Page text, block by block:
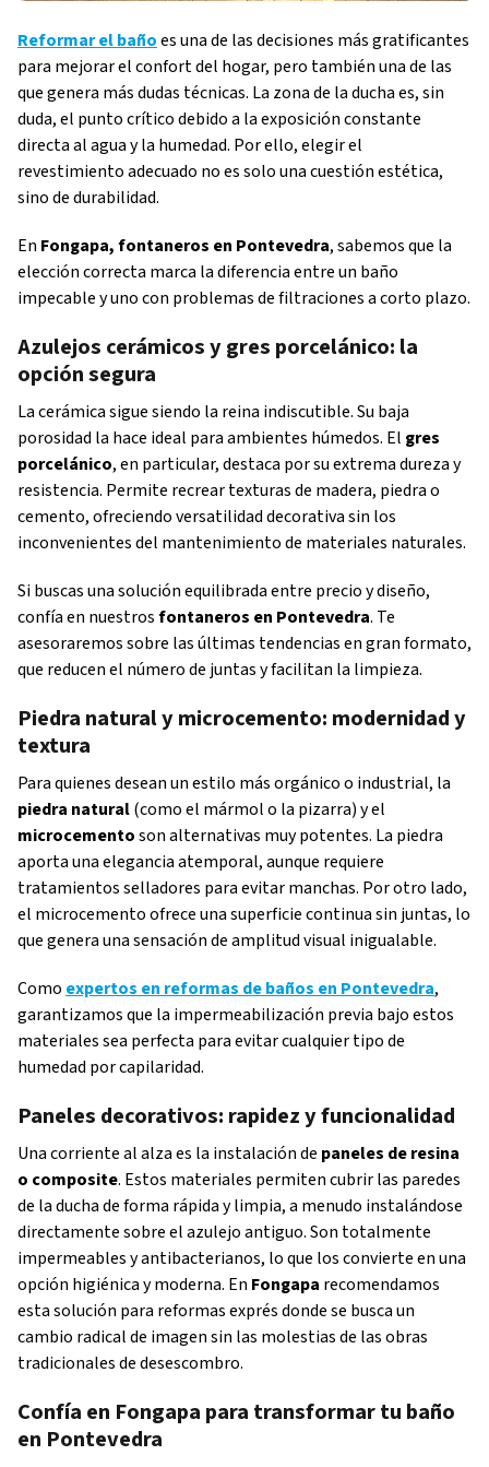
Reformar el bañoes una de las decisiones más gratificantes
para mejorar el confort del hogar, pero también una de las
que genera más dudas técnicas. La zona de la ducha es, sin
duda, el punto crítico debido a la exposición constante
directa al agua y la humedad. Por ello, elegir el
revestimiento adecuado no es solo una cuestión estética,
sino de durabilidad.
En Fongapa, fontaneros en Pontevedra, sabemos que la
elección correcta marca la diferencia entre un baño
impecable y uno con problemas de filtraciones a corto plazo.
Azulejos cerámicos y gres porcelánico: la
opción segura
La cerámica sigue siendo la reina indiscutible. Su baja
porosidad la hace ideal para ambientes húmedos. El gres
porcelánico, en particular, destaca por su extrema dureza y
resistencia. Permite recrear texturas de madera, piedra o
cemento, ofreciendo versatilidad decorativa sin los
inconvenientes del mantenimiento de materiales naturales.
Si buscas una solución equilibrada entre precio y diseño,
confía en nuestrosfontaneros en Pontevedra. Te
asesoraremos sobre las últimas tendencias en gran formato,
que reducen el número de juntas y facilitan la limpieza.
Piedra natural y microcemento: modernidad y
textura
Para quienes desean un estilo más orgánico o industrial, la
piedra natural(como el mármol o la pizarra) y el
microcementoson alternativas muy potentes. La piedra
aporta una elegancia atemporal, aunque requiere
tratamientos selladores para evitar manchas. Por otro lado,
el microcemento ofrece una superficie continua sin juntas, lo
que genera una sensación de amplitud visual inigualable.
Como expertos en reformas de baños en Pontevedra,
garantizamos que la impermeabilización previa bajo estos
materiales sea perfecta para evitar cualquier tipo de
humedad por capilaridad.
Paneles decorativos: rapidez y funcionalidad
Una corriente al alza es la instalación de paneles de resina
o composite. Estos materiales permiten cubrir las paredes
de la ducha de forma rápida y limpia, a menudo instalándose
directamente sobre el azulejo antiguo. Son totalmente
impermeables y antibacterianos, lo que los convierte en una
opción higiénica y moderna. En Fongapa recomendamos
esta solución para reformas exprés donde se busca un
cambio radical de imagen sin las molestias de las obras
tradicionales de desescombro.
Confía en Fongapa para transformar tu baño
en Pontevedra